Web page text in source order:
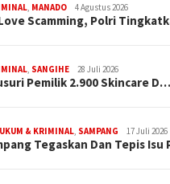
, MANADO 4 Agustus 2026
Scamming, Polri
, SANGIHE 28 Juli 2026
Pemilik 2.900 Skincare D…
& KRIMINAL, SAMPANG 17 Juli 2026
Tegaskan Dan Tepis Isu